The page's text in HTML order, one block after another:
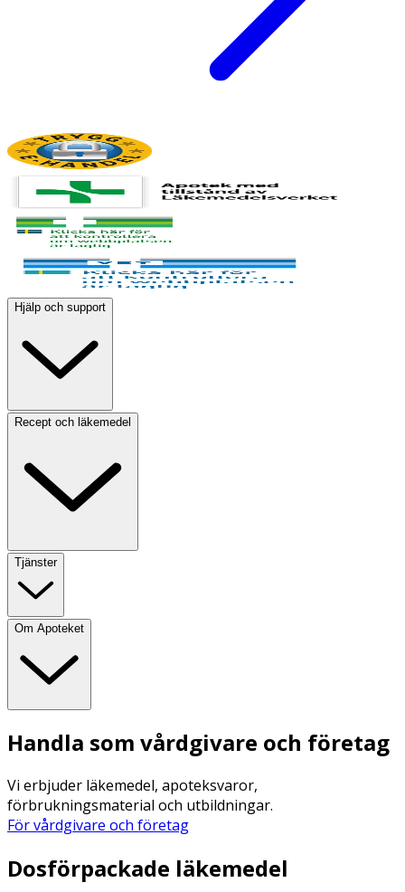
Hjälp och support
Recept och läkemedel
Tjänster
Om Apoteket
Handla som vårdgivare och företag
Vi erbjuder läkemedel, apoteksvaror,
förbrukningsmaterial och utbildningar.
För vårdgivare och företag
Dosförpackade läkemedel